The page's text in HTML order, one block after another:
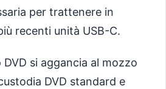
per trattenere in
recenti unità USB-C.
DVD si aggancia al mozzo
DVD standard e